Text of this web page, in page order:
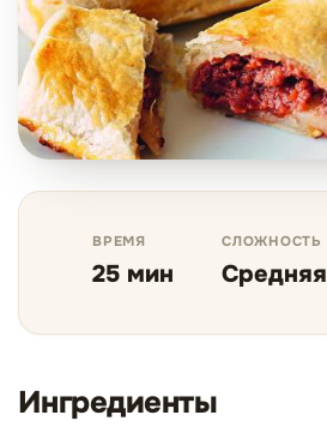
ВРЕМЯ
25 мин
СЛОЖНОСТЬ
Средняя
Ингредиенты